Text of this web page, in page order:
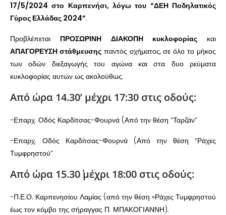
17/5/2024 στο Καρπενήσι, λόγω του “ΔΕΗ Ποδηλατικός
Γύρος Ελλάδας 2024”.
Προβλέπεται ΠΡΟΣΩΡΙΝΗ ΔΙΑΚΟΠΗ κυκλοφορίαςκαι
ΑΠΑΓΟΡΕΥΣΗ στάθμευσηςπαντός οχήματος, σε όλο το μήκος
των οδών διεξαγωγής του αγώνα και στα δυο ρεύματα
κυκλοφορίας αυτών ως ακολούθως:
Από ώρα 14.30’ μέχρι 17:30 στις οδούς:
-Επαρχ. Οδός Καρδίτσας-Φουρνά (Από την θέση “Ταρζάν”
-Επαρχ. Οδός Καρδίτσας-Φουρνά (Από την θέση “Ράχες
Τυμφρηστού”
Από ώρα 15.30΄ μέχρι 18:00 στις οδούς:
-Π.Ε.Ο. Καρπενησίου Λαμίας (από την θέση «Ράχες Τυμφρηστού
έως τον κόμβο της σήραγγας Π. ΜΠΑΚΟΓΙΑΝΝΗ).